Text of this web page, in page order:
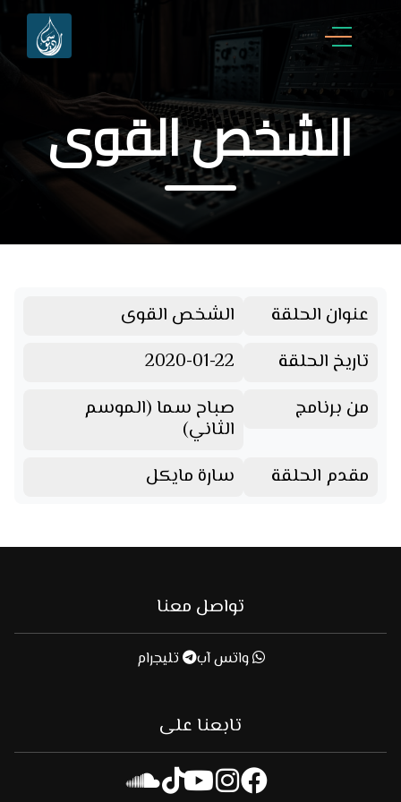
الشخص القوى
عنوان الحلقة
الشخص القوى
تاريخ الحلقة
2020-01-22
من برنامج
صباح سما (الموسم
الثاني)
مقدم الحلقة
سارة مايكل
تواصل معنا
واتس آب تليجرام
تابعنا على